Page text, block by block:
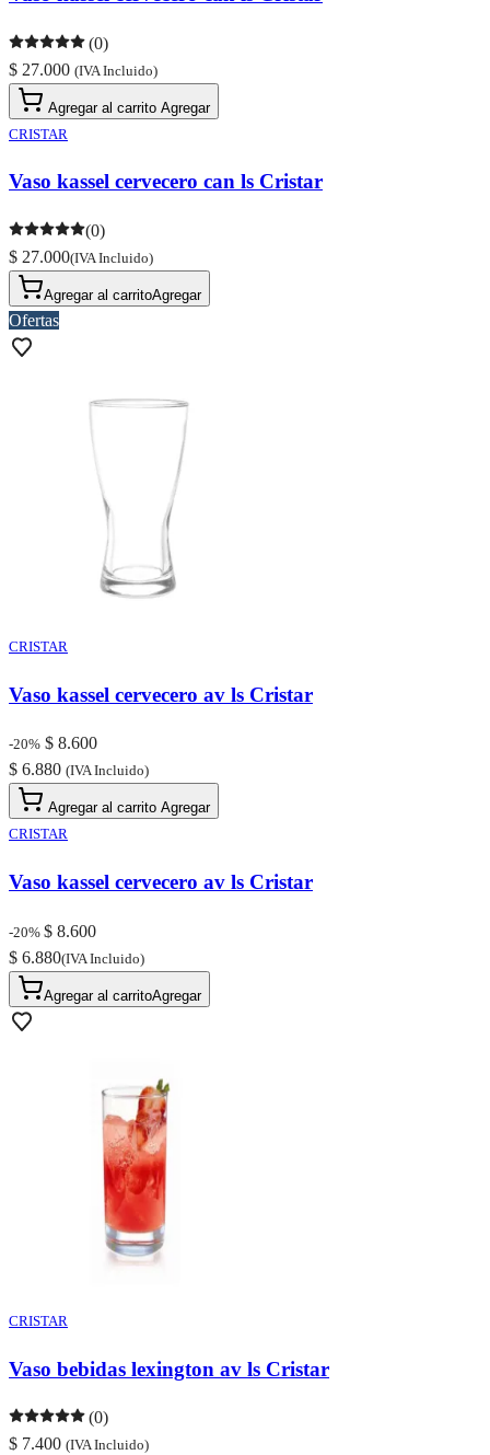
(0)
$ 27.000 (IVA Incluido)
Agregar al carrito Agregar
CRISTAR
Vaso kassel cervecero can ls Cristar
(0)
$ 27.000(IVA Incluido)
Agregar al carritoAgregar
Ofertas
CRISTAR
Vaso kassel cervecero av ls Cristar
-20% $ 8.600
$ 6.880 (IVA Incluido)
Agregar al carrito Agregar
CRISTAR
Vaso kassel cervecero av ls Cristar
-20% $ 8.600
$ 6.880(IVA Incluido)
Agregar al carritoAgregar
CRISTAR
Vaso bebidas lexington av ls Cristar
(0)
$ 7.400 (IVA Incluido)